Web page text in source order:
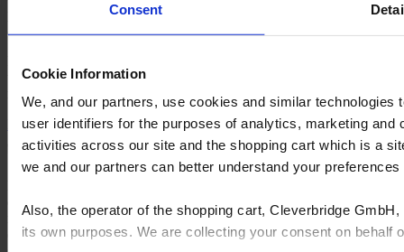
Consent
Cookie Information
We, and our partners, use cookies and similar
user identifiers for the purposes of analytics, marketing
activities across our site and the shopping cart which is a
we and our partners can better understand your
Also, the operator of the shopping cart, Cleverbridge
its own purposes. We are collecting your consent on
personnalisé à la base, l’entreprise est passée d’une opération locale
à un service aux clients dans plusieurs États.
tourné vers Insight by Cyncly pour rationaliser la production et
réduire les délais.
Lisez et regardez l’histoire complète
designers, détaillants et fabricants professionnels au plus grand dépôt
mondial de contenus produits, leur permettant de simplifier la
complexité, d’augmenter les ventes, d’accroître l’efficacité et de